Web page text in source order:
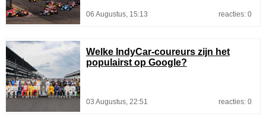
06 Augustus, 15:13 reacties: 0
Welke IndyCar-coureurs zijn het
populairst op Google?
03 Augustus, 22:51 reacties: 0